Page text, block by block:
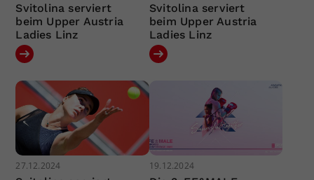
Svitolina serviert
beim Upper Austria
Ladies Linz
Svitolina serviert
beim Upper Austria
Ladies Linz
27.12.2024 19.12.2024